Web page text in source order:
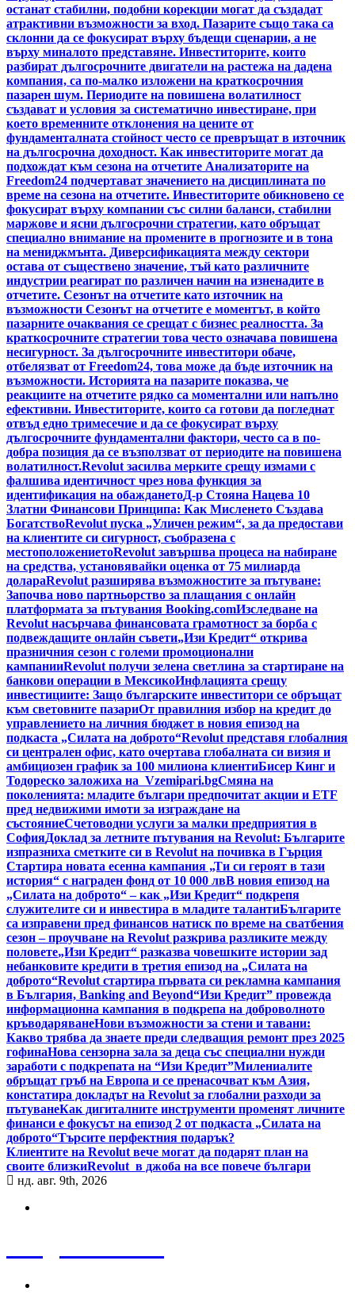
останат стабилни, подобни корекции могат да създадат
атрактивни възможности за вход. Пазарите също така са
склонни да се фокусират върху бъдещи сценарии, а не
върху миналото представяне. Инвеститорите, които
разбират дългосрочните двигатели на растежа на дадена
компания, са по-малко изложени на краткосрочния
пазарен шум. Периодите на повишена волатилност
създават и условия за систематично инвестиране, при
което временните отклонения на цените от
фундаменталната стойност често се превръщат в източник
на дългосрочна доходност. Как инвеститорите могат да
подхождат към сезона на отчетите Анализаторите на
Freedom24 подчертават значението на дисциплината по
време на сезона на отчетите. Инвеститорите обикновено се
фокусират върху компании със силни баланси, стабилни
маржове и ясни дългосрочни стратегии, като обръщат
специално внимание на промените в прогнозите и в тона
на мениджмънта. Диверсификацията между сектори
остава от съществено значение, тъй като различните
индустрии реагират по различен начин на изненадите в
отчетите. Сезонът на отчетите като източник на
възможности Сезонът на отчетите е моментът, в който
пазарните очаквания се срещат с бизнес реалността. За
краткосрочните стратегии това често означава повишена
несигурност. За дългосрочните инвеститори обаче,
отбелязват от Freedom24, това може да бъде източник на
възможности. Историята на пазарите показва, че
реакциите на отчетите рядко са моментални или напълно
ефективни. Инвеститорите, които са готови да погледнат
отвъд едно тримесечие и да се фокусират върху
дългосрочните фундаментални фактори, често са в по-
добра позиция да се възползват от периодите на повишена
волатилност.Revolut засилва мерките срещу измами с
фалшива идентичност чрез нова функция за
идентификация на обажданетоД-р Стояна Нацева 10
Златни Финансови Принципа: Как Мисленето Създава
БогатствоRevolut пуска „Уличен режим“, за да предостави
на клиентите си сигурност, съобразена с
местоположениетоRevolut завършва процеса на набиране
на средства, установявайки оценка от 75 милиарда
долараRevolut разширява възможностите за пътуване:
Започва ново партньорство за плащания с онлайн
платформата за пътувания Booking.comИзследване на
Revolut насърчава финансовата грамотност за борба с
подвеждащите онлайн съвети„Изи Кредит“ открива
празничния сезон с големи промоционални
кампанииRevolut получи зелена светлина за стартиране на
банкови операции в МексикоИнфлацията срещу
инвестициите: Защо българските инвеститори се обръщат
към световните пазариОт правилния избор на кредит до
управлението на личния бюджет в новия епизод на
подкаста „Силата на доброто“Revolut представя глобалния
си централен офис, като очертава глобалната си визия и
амбициозен график за 100 милиона клиентиБисер Кинг и
Тодореско заложиха на Vzemipari.bgСмяна на
поколенията: младите българи предпочитат акции и ETF
пред недвижими имоти за изграждане на
състояниеСчетоводни услуги за малки предприятия в
СофияДоклад за летните пътувания на Revolut: Българите
изпразниха сметките си в Revolut на почивка в Гърция
Стартира новата есенна кампания „Ти си героят в тази
история“ с награден фонд от 10 000 лвВ новия епизод на
„Силата на доброто“ – как „Изи Кредит“ подкрепя
служителите си и инвестира в младите талантиБългарите
са изправени пред финансов натиск по време на сватбения
сезон – проучване на Revolut разкрива разликите между
половете„Изи Кредит“ разказва човешките истории зад
небанковите кредити в третия епизод на „Силата на
доброто“Revolut стартира първата си рекламна кампания
в България, Banking and Beyond“Изи Кредит” провежда
информационна кампания в подкрепа на доброволното
кръводаряванеНови възможности за стени и тавани:
Какво трябва да знаете преди следващия ремонт през 2025
гофинаНова сензорна зала за деца със специални нужди
заработи с подкрепата на “Изи Кредит”Милениалите
обръщат гръб на Европа и се пренасочват към Азия,
констатира докладът на Revolut за глобални разходи за
пътуванеКак дигиталните инструменти променят личните
финанси е фокусът на епизод 2 от подкаста „Силата на
доброто“Търсите перфектния подарък?
Клиентите на Revolut вече могат да подарят план на
своите близкиRevolut в джоба на все повече българи
нд. авг. 9th, 2026